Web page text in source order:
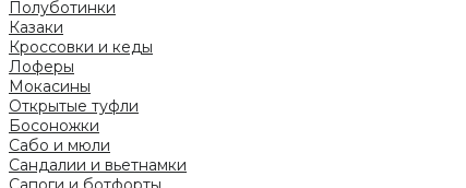
Полуботинки
Казаки
Кроссовки и кеды
Лоферы
Мокасины
Открытые туфли
Босоножки
Сабо и мюли
Сандалии и вьетнамки